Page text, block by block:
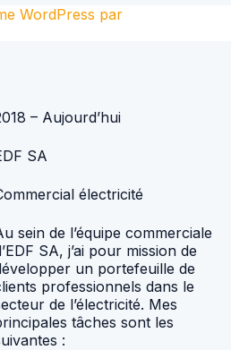
WordPress par
– Aujourd’hui
SA
électricité
sein de l’équipe commerciale
SA, j’ai pour mission de
un portefeuille de
professionnels dans le
de l’électricité. Mes
tâches sont les
: